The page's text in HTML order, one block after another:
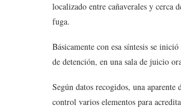
localizado entre cañaverales y cerca
fuga.
Básicamente con esa síntesis se
de detención, en una sala de juicio
Según datos recogidos, una
control varios elementos para